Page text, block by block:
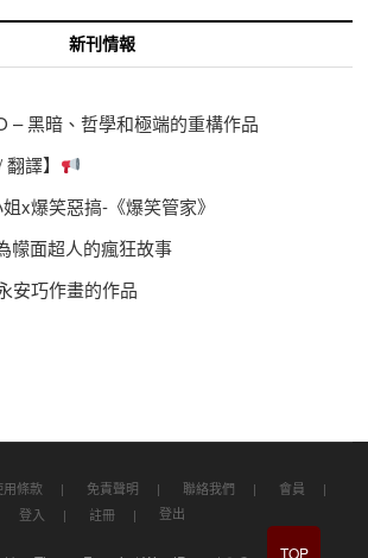
新刊情報
– 黑暗、哲學和極端的重構作品
譯】
x爆笑惡搞-《爆笑管家》
幪面超人的瘋狂故事
安巧作畫的作品
用條款 免責聲明 聯絡我們
會員
登入
註冊 登出
TOP